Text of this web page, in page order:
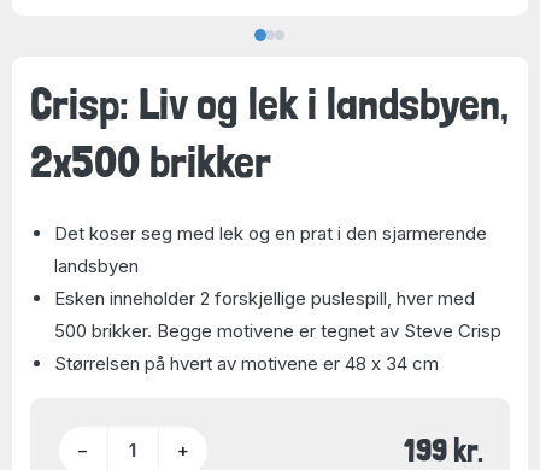
Crisp: Liv og lek i landsbyen,
2x500 brikker
Det koser seg med lek og en prat i den sjarmerende
landsbyen
Esken inneholder 2 forskjellige puslespill, hver med
500 brikker. Begge motivene er tegnet av Steve Crisp
Størrelsen på hvert av motivene er 48 x 34 cm
− + 199 kr.